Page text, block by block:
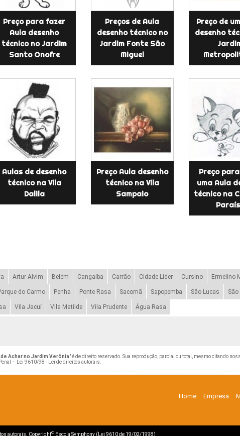
Preço para fazer
Aula desenho
técnico no Jardim
Santo Onofre
Preços de Aula
desenho técnico no
Jardim Fonte São
Miguel
Preço de
desenho
Aulas de desenho
técnico na Vila
Dalila
Preço Aula desenho
técnico na Vila
Sampaio
Preço
uma Aula
técnico na
Artur Alvim Belém Cangaíba Carrão Cidade Líder Cursino Ermelino
do Carmo Penha Ponte Rasa Sacomã Sapopemba São Lucas
Vila Jacuí Vila Matilde Vila Prudente Água Rasa
Achar no Jardim Verônia" é de direito reservado. Sua reprodução, parcial ou total, mesmo citando
–
Lei 9610/98 - Lei de direitos autorais
Home Empresa
autorais. Copyright© Escola Symphony (Lei 9610 de 19/02/1998)